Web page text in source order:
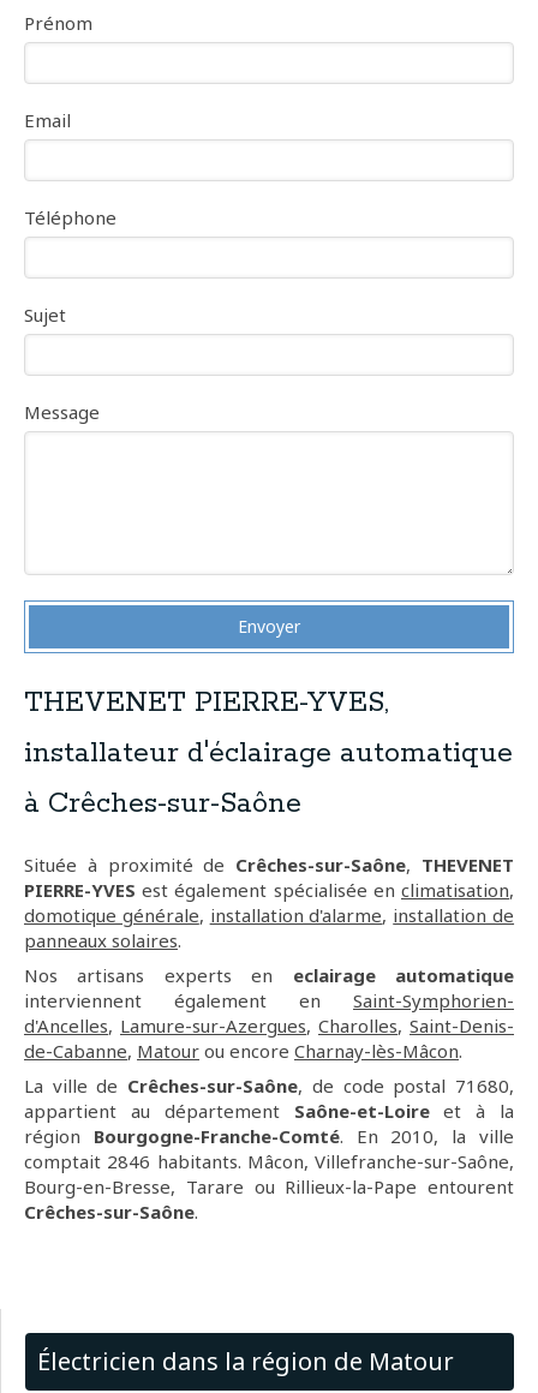
Prénom
Email
Téléphone
Sujet
Message
Envoyer
THEVENET PIERRE-YVES,
installateur d'éclairage automatique
à Crêches-sur-Saône
Située à proximité de Crêches-sur-Saône, THEVENET
PIERRE-YVES est également spécialisée en climatisation,
domotique générale, installation d'alarme, installation de
panneaux solaires.
Nos artisans experts en eclairage automatique
interviennent également en Saint-Symphorien-
d'Ancelles, Lamure-sur-Azergues, Charolles, Saint-Denis-
de-Cabanne, Matour ou encore Charnay-lès-Mâcon.
La ville de Crêches-sur-Saône, de code postal 71680,
appartient au département Saône-et-Loireet à la
région Bourgogne-Franche-Comté. En 2010, la ville
comptait 2846 habitants. Mâcon, Villefranche-sur-Saône,
Bourg-en-Bresse, Tarare ou Rillieux-la-Pape entourent
Crêches-sur-Saône.
Électricien dans la région de Matour